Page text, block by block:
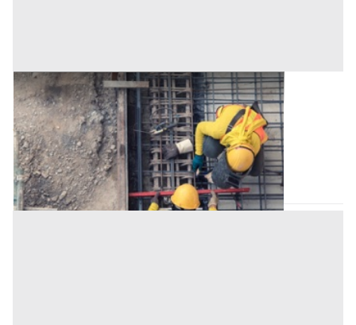
Lotto Edificabile all'asta a Padova
Stanghella (Padova)
Offerta minima
36.000 € 48.000 €
Codice asta:AJ752460
Asta chiusa